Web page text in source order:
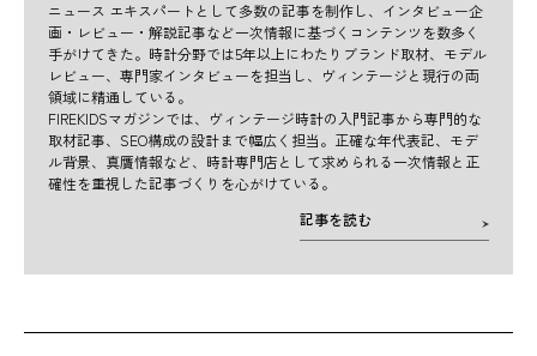
ニュース エキスパートとして多数の記事を制作し、インタビュー企
画・レビュー・解説記事など一次情報に基づくコンテンツを数多く
手がけてきた。時計分野では5年以上にわたりブランド取材、モデル
レビュー、専門家インタビューを担当し、ヴィンテージと現行の両
領域に精通している。
FIREKIDSマガジンでは、ヴィンテージ時計の入門記事から専門的な
取材記事、SEO構成の設計まで幅広く担当。正確な年代表記、モデ
ル背景、真贋情報など、時計専門店として求められる一次情報と正
確性を重視した記事づくりを心がけている。
記事を読む